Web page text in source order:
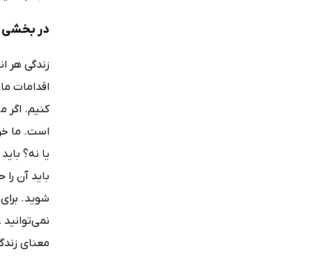
در بخشی
زندگی هر
اقدامات
کنیم. اگر
است. ما
یا نه؟
باید آن
شوید.
معنای